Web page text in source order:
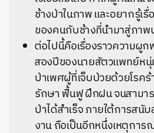
ช้างป่าในภาพ และอยากรู้เรื่
ของคนกับช้างที่นำมาสู่ภาพ
ต่อไปนี้คือเรื่องราวความผู
สองปีของนายสัตวแพทย์หนุ่
ป่าเพศผู้ที่เจ็บป่วยด้วยโรค
รักษา ฟื้นฟู ฝึกฝน จนสาม
ป่าได้สำเร็จ ภายใต้การสนั
งาน ถือเป็นอีกหนึ่งเหตุกา